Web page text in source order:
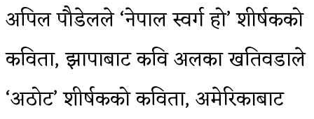
अपिल पौडेलले ‘नेपाल स्वर्ग हो’ शीर्षकको
कविता, झापाबाट कवि अलका खतिवडाले
‘अठोट’ शीर्षकको कविता, अमेरिकाबाट